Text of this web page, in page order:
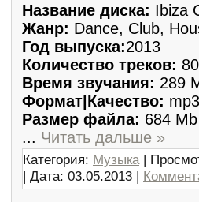
Название диска: Ibiza
Жанр: Dance, Club,
Год выпуска:2013
Количество треков: 80
Время звучания: 289
Формат|Качество:
Размер файла: 684 Mb
... Читать дальше »
Категория: Музыка |
| Дата: 03.05.2013 |